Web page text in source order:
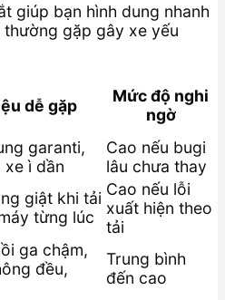
giúp bạn hình dung nhanh
gặp gây xe yếu
dễ gặp
Mức độ nghi
ngờ
garanti,
xe ì dần
Cao nếu bugi
lâu chưa thay
giật khi tải
từng lúc
Cao nếu lỗi
xuất hiện theo
tải
ga chậm,
đều,
Trung bình
đến cao